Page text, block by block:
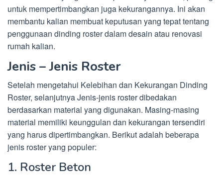
untuk mempertimbangkan juga kekurangannya. Ini akan
membantu kalian membuat keputusan yang tepat tentang
penggunaan dinding roster dalam desain atau renovasi
rumah kalian.
Jenis – Jenis Roster
Setelah mengetahui Kelebihan dan Kekurangan Dinding
Roster, selanjutnya Jenis-jenis roster dibedakan
berdasarkan material yang digunakan. Masing-masing
material memiliki keunggulan dan kekurangan tersendiri
yang harus dipertimbangkan. Berikut adalah beberapa
jenis roster yang populer:
1. Roster Beton